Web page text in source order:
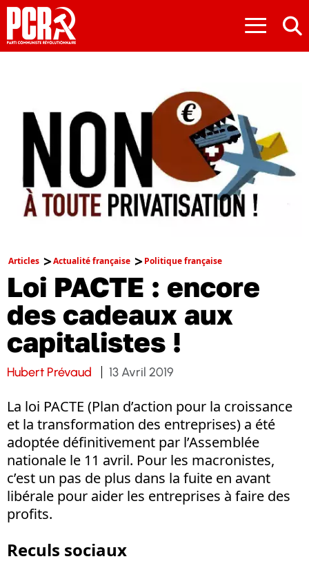
≡
Articles Actualité française Politique française
Loi PACTE : encore
des cadeaux aux
capitalistes !
Hubert Prévaud 13 Avril 2019
La loi PACTE (Plan d’action pour la croissance
et la transformation des entreprises) a été
adoptée définitivement par l’Assemblée
nationale le 11 avril. Pour les macronistes,
c’est un pas de plus dans la fuite en avant
libérale pour aider les entreprises à faire des
profits.
Reculs sociaux